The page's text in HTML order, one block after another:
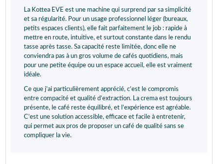
La Kottea EVE est une machine qui surprend par sa simplicité
et sa régularité. Pour un usage professionnel léger (bureaux,
petits espaces clients), elle fait parfaitement le job : rapide à
mettre en route, intuitive, et surtout constante dans le rendu
tasse après tasse. Sa capacité reste limitée, donc elle ne
conviendra pas à un gros volume de cafés quotidiens, mais
pour une petite équipe ou un espace accueil, elle est vraiment
idéale.
Ce que j’ai particulièrement apprécié, c’est le compromis
entre compacité et qualité d’extraction. La crema est toujours
présente, le café reste équilibré, et l’expérience est agréable.
C’est une solution accessible, efficace et facile à entretenir,
qui permet aux pros de proposer un café de qualité sans se
compliquer la vie.